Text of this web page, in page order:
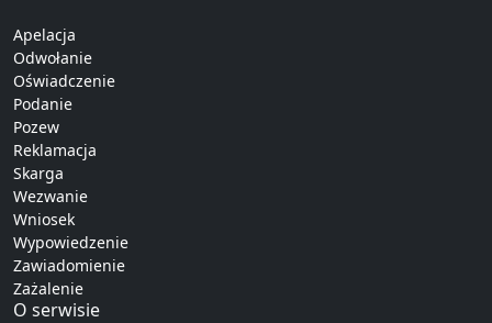
Apelacja
Odwołanie
Oświadczenie
Podanie
Pozew
Reklamacja
Skarga
Wezwanie
Wniosek
Wypowiedzenie
Zawiadomienie
Zażalenie
O serwisie